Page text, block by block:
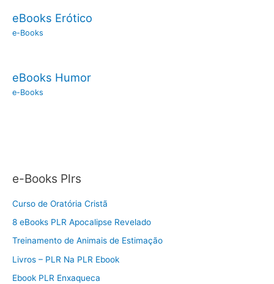
eBooks Erótico
e-Books
eBooks Humor
e-Books
e-Books Plrs
Curso de Oratória Cristã
8 eBooks PLR Apocalipse Revelado
Treinamento de Animais de Estimação
Livros – PLR Na PLR Ebook
Ebook PLR Enxaqueca